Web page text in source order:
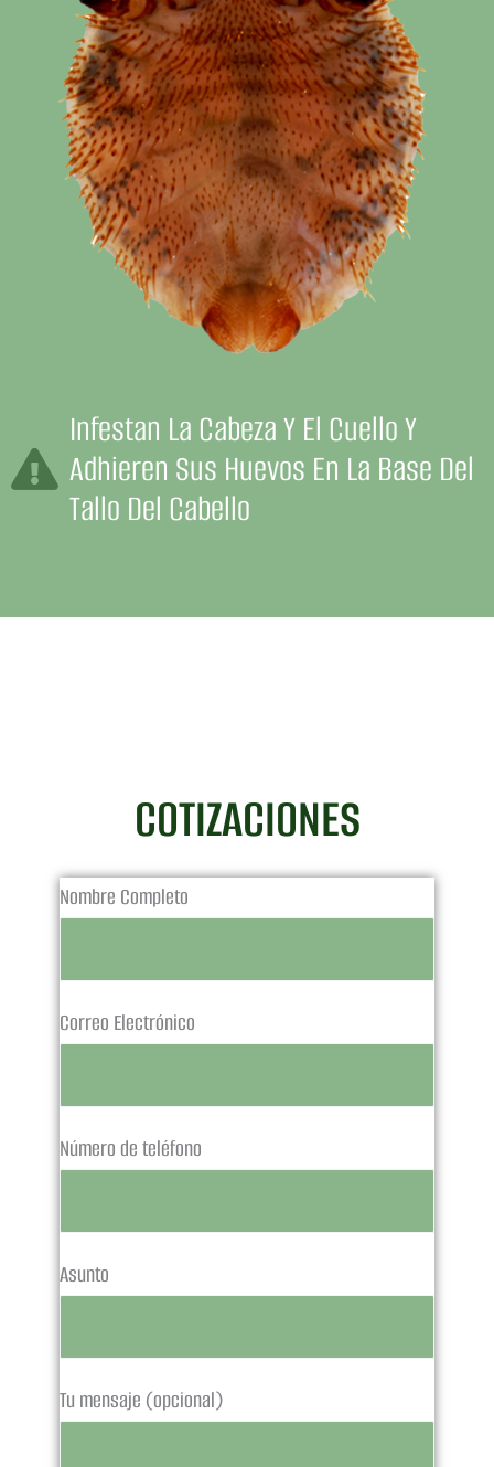
Infestan La Cabeza Y El Cuello Y
Adhieren Sus Huevos En La Base Del
Tallo Del Cabello
COTIZACIONES
Nombre Completo
Correo Electrónico
Número de teléfono
Asunto
Tu mensaje (opcional)